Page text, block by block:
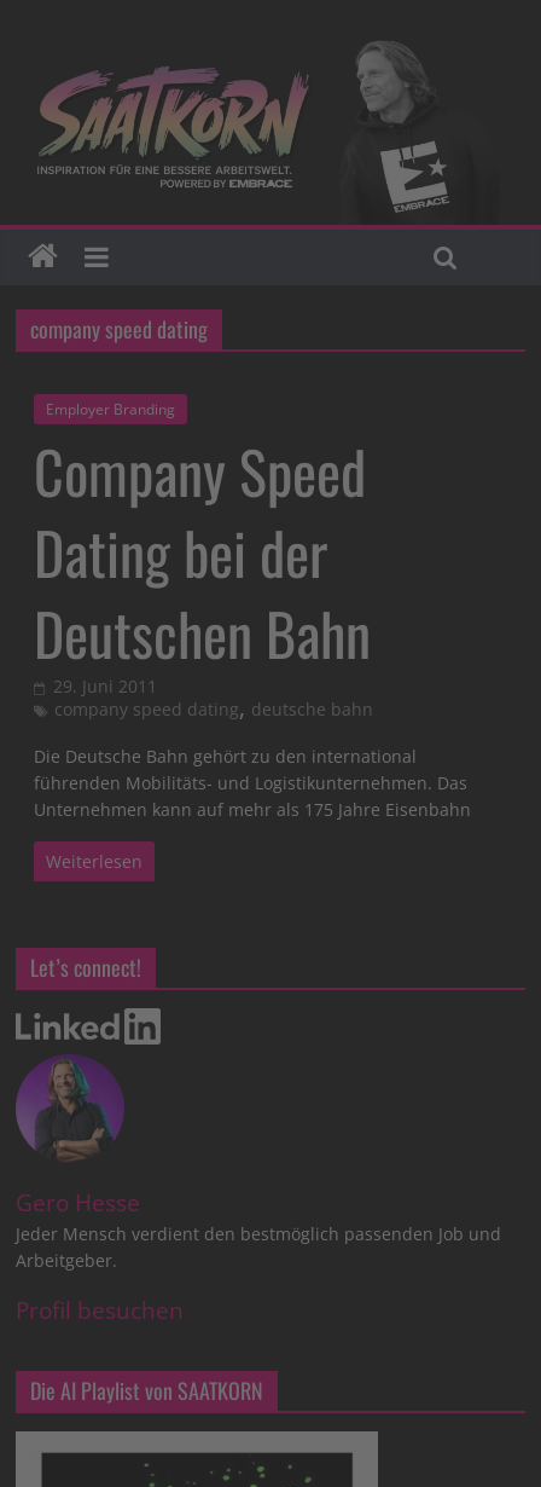
company speed dating
Employer Branding
Company Speed
Dating bei der
Deutschen Bahn
29. Juni 2011
company speed dating, deutsche bahn
Die Deutsche Bahn gehört zu den international
führenden Mobilitäts- und Logistikunternehmen. Das
Unternehmen kann auf mehr als 175 Jahre Eisenbahn
Weiterlesen
Let’s connect!
Gero Hesse
Jeder Mensch verdient den bestmöglich passenden Job und
Arbeitgeber.
Profil besuchen
Die AI Playlist von SAATKORN